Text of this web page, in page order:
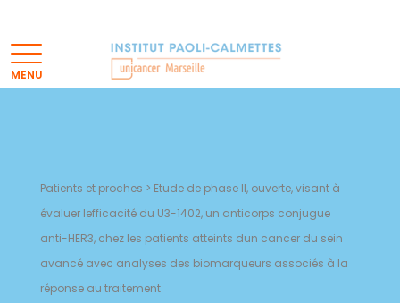
Patients et proches > Etude de phase II, ouverte, visant à
évaluer lefficacité du U3-1402, un anticorps conjugue
anti-HER3, chez les patients atteints dun cancer du sein
avancé avec analyses des biomarqueurs associés à la
réponse au traitement